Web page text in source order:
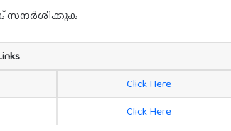
സന്ദർശിക്കുക
Click Here
Click Here